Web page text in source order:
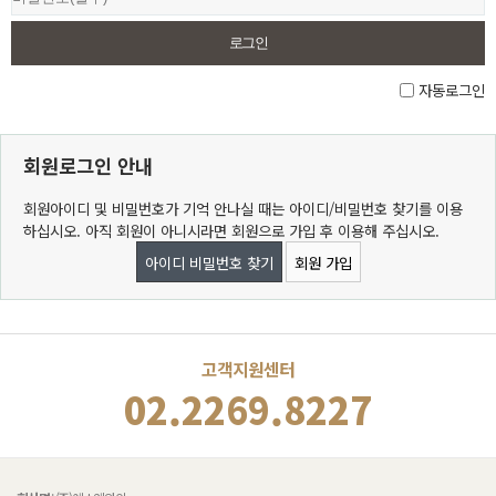
자동로그인
회원로그인 안내
회원아이디 및 비밀번호가 기억 안나실 때는 아이디/비밀번호 찾기를 이용
하십시오. 아직 회원이 아니시라면 회원으로 가입 후 이용해 주십시오.
아이디 비밀번호 찾기
회원 가입
고객지원센터
02.2269.8227